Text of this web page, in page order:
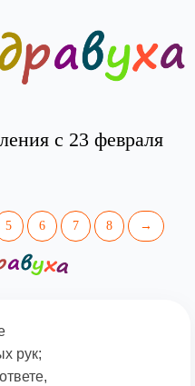
с 23 февраля
5 6 7 8 →
рук;